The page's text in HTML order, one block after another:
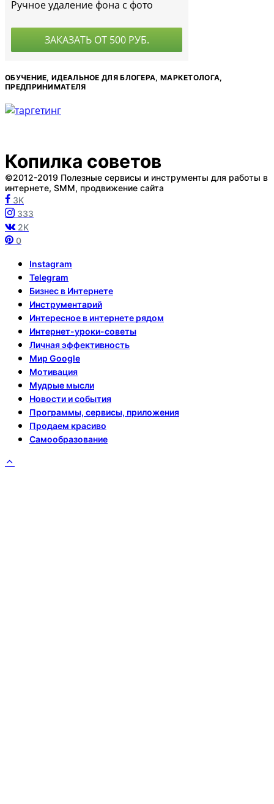
ОБУЧЕНИЕ, ИДЕАЛЬНОЕ ДЛЯ БЛОГЕРА, МАРКЕТОЛОГА,
ПРЕДПРИНИМАТЕЛЯ
Копилка советов
©2012-2019 Полезные сервисы и инструменты для работы в
интернете, SMM, продвижение сайта
3K
333
2K
0
Instagram
Telegram
Бизнес в Интернете
Инструментарий
Интересное в интернете рядом
Интернет-уроки-советы
Личная эффективность
Мир Google
Мотивация
Мудрые мысли
Новости и события
Программы, сервисы, приложения
Продаем красиво
Самообразование